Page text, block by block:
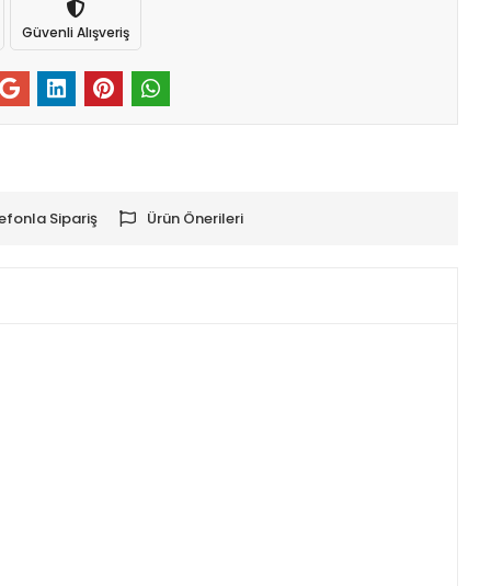
Güvenli Alışveriş
Sipariş Ürün Önerileri